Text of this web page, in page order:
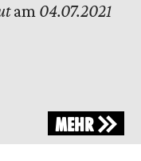
am 04.07.2021
MEHR